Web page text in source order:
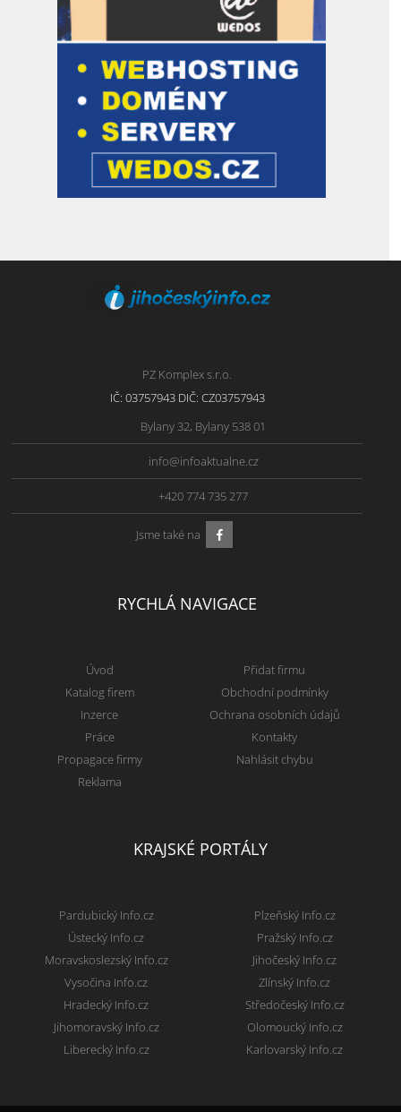
PZ Komplex s.r.o.
IČ: 03757943 DIČ: CZ03757943
Bylany 32, Bylany 538 01
info@infoaktualne.cz
+420 774 735 277
Jsme také na
RYCHLÁ NAVIGACE
Úvod
Katalog firem
Inzerce
Práce
Propagace firmy
Reklama
Přidat firmu
Obchodní podmínky
Ochrana osobních údajů
Kontakty
Nahlásit chybu
KRAJSKÉ PORTÁLY
Pardubický Info.cz
Ústecký Info.cz
Moravskoslezský Info.cz
Vysočina Info.cz
Hradecký Info.cz
Jihomoravský Info.cz
Liberecký Info.cz
Plzeňský Info.cz
Pražský Info.cz
Jihočeský Info.cz
Zlínský Info.cz
Středočeský Info.cz
Olomoucký Info.cz
Karlovarský Info.cz